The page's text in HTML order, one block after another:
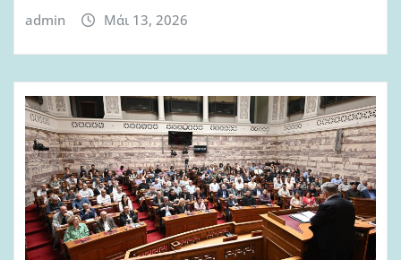
admin Μάι 13, 2026